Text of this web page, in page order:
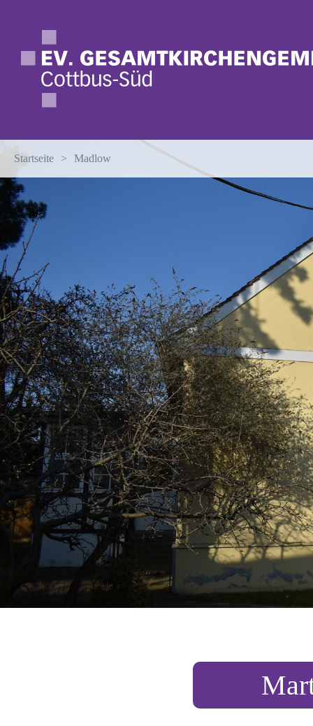
Termine
Neuigkeiten
Kontakt
Ortskirchen
Madlow
Leuthen-
Startseite > Madlow